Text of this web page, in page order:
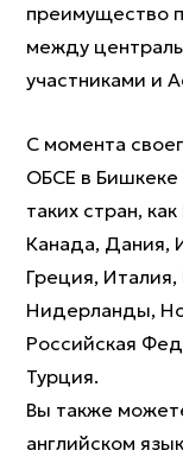
преимущество
между
участниками и
С момента
ОБСЕ в
таких стран,
Канада, Дания,
Греция, Италия,
Нидерланды,
Российская
Турция.
Вы также
английском